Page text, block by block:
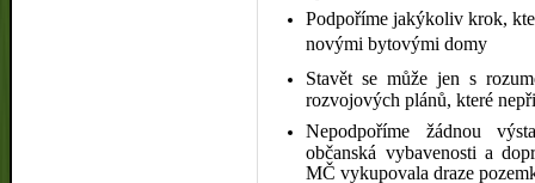
Podpoříme jakýkoliv krok,
novými bytovými domy
Stavět se může jen s
rozvojových plánů, které
Nepodpoříme žádnou
občanská vybavenosti a
MČ vykupovala draze